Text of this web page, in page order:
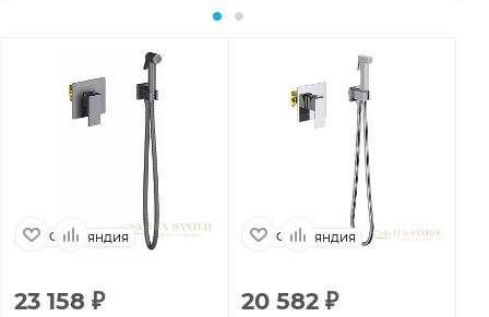
Финляндия
23 158 ₽
Финляндия
20 582 ₽